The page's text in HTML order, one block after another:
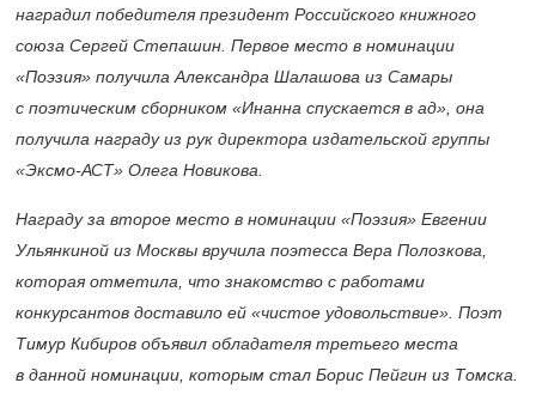
наградил победителя президент Российского книжного
союза Сергей Степашин. Первое место в номинации
«Поэзия» получила Александра Шалашова из Самары
с поэтическим сборником «Инанна спускается в ад», она
получила награду из рук директора издательской группы
«Эксмо-АСТ» Олега Новикова.
Награду за второе место в номинации «Поэзия» Евгении
Ульянкиной из Москвы вручила поэтесса Вера Полозкова,
которая отметила, что знакомство с работами
конкурсантов доставило ей «чистое удовольствие». Поэт
Тимур Кибиров объявил обладателя третьего места
в данной номинации, которым стал Борис Пейгин из Томска.